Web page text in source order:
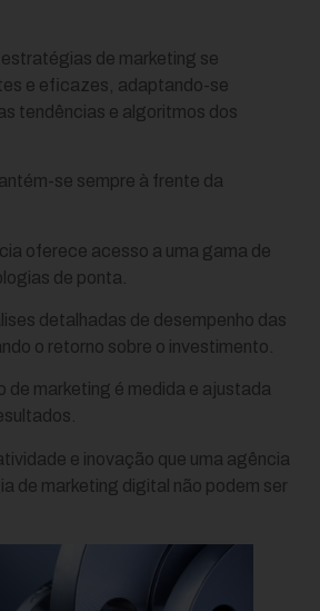
de marketing se
e eficazes, adaptando-se
tendências e algoritmos dos
se sempre à frente da
oferece acesso a uma gama de
de ponta.
detalhadas de desempenho das
o retorno sobre o investimento.
de marketing é medida e ajustada
e inovação que uma agência
de marketing digital não podem ser